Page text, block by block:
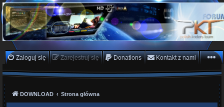
PKTeam - Polish Koders
Team
Hyperion, Enigma, E2, PKT, listy kanałów, oscam
Zaloguj się Zarejestruj się Donations Kontakt z nami
DOWNLOAD Strona główna